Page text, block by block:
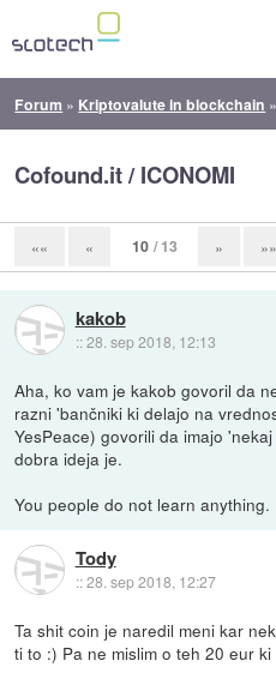
Forum » Kriptovalute in blockchain
Cofound.it / ICONOMI
«« « 10 / 13 » »»
kakob
::28. sep 2018, 12:13
Aha, ko vam je kakob govoril da
razni 'bančniki ki delajo na
YesPeace) govorili da imajo
dobra ideja je.
You people do not learn anything.
Tody
::28. sep 2018, 12:27
Ta shit coin je naredil meni kar
ti to :) Pa ne mislim o teh 20 eur